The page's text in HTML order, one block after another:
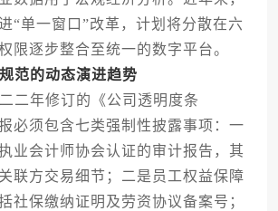
“单一窗口”改革，计划将分散在六
限逐步整合至统一的数字平台。
范的动态演进趋势
年修订的《公司透明度条
必须包含七类强制性披露事项：一
业会计师协会认证的审计报告，其
联方交易细节；二是员工权益保障
社保缴纳证明及劳资协议备案号；